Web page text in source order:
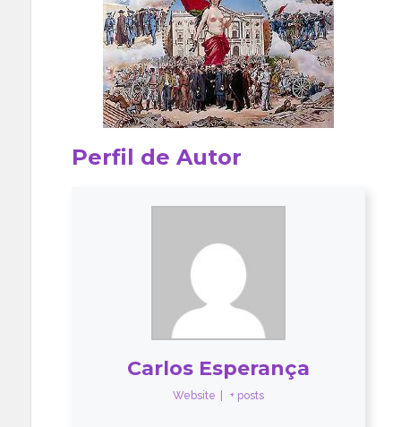
Perfil de Autor
Carlos Esperança
Website + posts